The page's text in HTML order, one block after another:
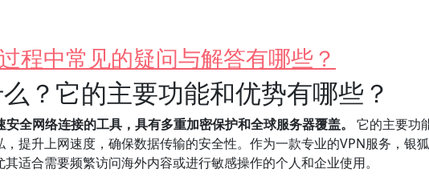
程中常见的疑问与解答有哪些？
？它的主要功能和优势有哪些？
全网络连接的工具，具有多重加密保护和全球服务器覆盖。 它的主要功
提升上网速度，确保数据传输的安全性。作为一款专业的VPN服务，银狐
适合需要频繁访问海外内容或进行敏感操作的个人和企业使用。